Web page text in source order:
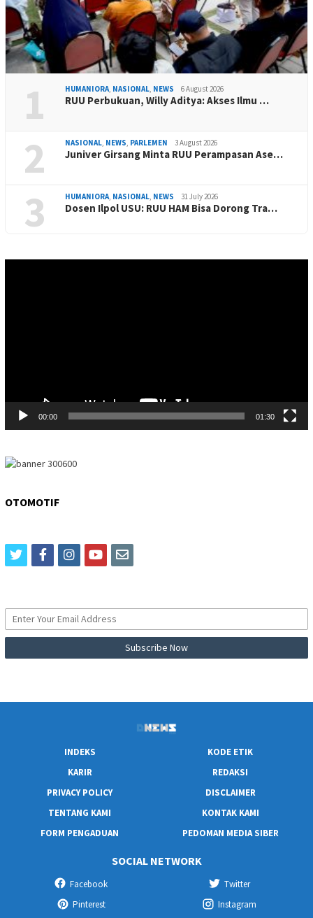
1 HUMANIORA, NASIONAL, NEWS 6 August 2026
RUU Perbukuan, Willy Aditya: Akses Ilmu …
2 NASIONAL, NEWS, PARLEMEN 3 August 2026
Juniver Girsang Minta RUU Perampasan Ase…
3 HUMANIORA, NASIONAL, NEWS 31 July 2026
Dosen Ilpol USU: RUU HAM Bisa Dorong Tra…
00:00 01:30
OTOMOTIF
twitterfacebookinstagram
youtubeemail
INDEKS
KODE ETIK
KARIR
REDAKSI
PRIVACY POLICY
DISCLAIMER
TENTANG KAMI
KONTAK KAMI
FORM PENGADUAN
PEDOMAN MEDIA SIBER
SOCIAL NETWORK
Facebook
Twitter
Pinterest
Instagram